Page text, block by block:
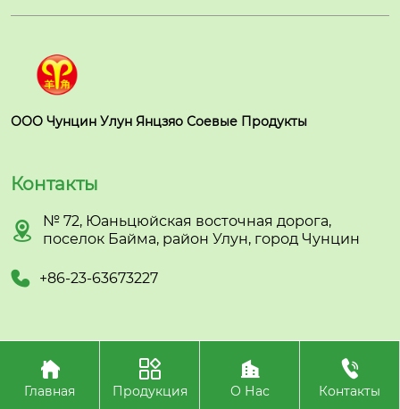
ООО Чунцин Улун Янцзяо Соевые Продукты
Контакты

№ 72, Юаньцюйская восточная дорога,
поселок Байма, район Улун, город Чунцин
 +86-23-63673227
Авторское право©ООО Чунцин Улун Янцзяо Соевые
Продукты

Главная

Продукция

О Нас

Контакты